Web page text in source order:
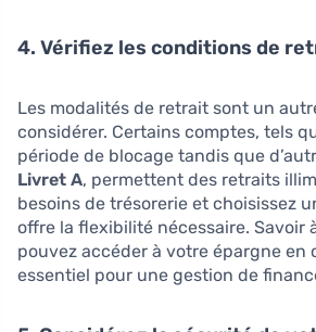
4. Vérifiez les conditions de
Les modalités de retrait sont un
considérer. Certains comptes, tels
période de blocage tandis que
Livret A, permettent des retraits
besoins de trésorerie et choisissez
offre la flexibilité nécessaire. Savoir
pouvez accéder à votre épargne en
essentiel pour une gestion de